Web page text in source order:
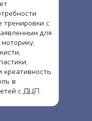
тренировки с
для
креативность.
в
с ДЦП.